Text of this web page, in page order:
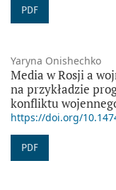
PDF
Yaryna Onishechko
Media w Rosji a
na przykładzie
konfliktu
https://doi.org/
PDF